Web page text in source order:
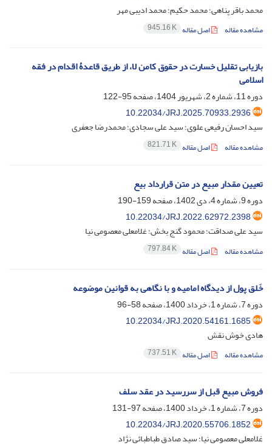
محمد باقر پناهی؛ محمد حکیم؛ محمد ادیبی مهر
مشاهده مقاله اصل مقاله 945.16 K
بازیابی تقلیل خسارت در حقوق کامن لا، از طریق قاعدۀ اقدام در فقه
اسلامی
دوره 11، شماره 2، شهریور 1404، صفحه
95-122
10.22034/JRJ.2025.70933.2936
سید احسان رفیعی علوی؛ سید علی سجادی؛ محمدرضا جعفری
مشاهده مقاله اصل مقاله 821.71 K
تعیین مقدار مبیع در متن قرارداد بیع
دوره 9، شماره 4، دی 1402، صفحه
159-190
10.22034/JRJ.2022.62972.2398
سید علی صداقت؛ محمود گنج بخش؛ غلامعلی معصومی نیا
مشاهده مقاله اصل مقاله 797.84 K
خَلق پول از دیدگاه امامیه و با نگاهی به قوانین موضوعه
دوره 7، شماره 1، خرداد 1400، صفحه
58-96
10.22034/JRJ.2020.54161.1685
هادی خوش نقش
مشاهده مقاله اصل مقاله 737.51 K
فروش مبیع قبل از سررسید در عقد سلف
دوره 7، شماره 1، خرداد 1400، صفحه
97-131
10.22034/JRJ.2020.55706.1852
غلامعلی معصومی نیا؛ سید صادق طباطبائی نژاد